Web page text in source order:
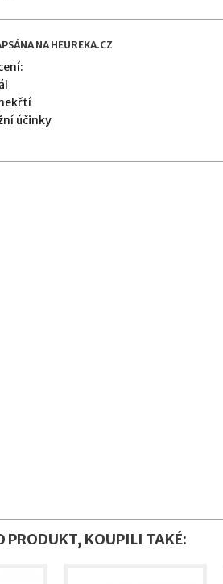
NA HEUREKA.CZ
účinky
KOUPILI TAKÉ: